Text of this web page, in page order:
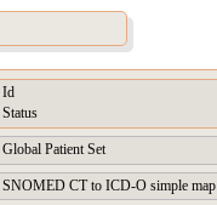
Id
Status
Global Patient Set
SNOMED CT to ICD-O simple map